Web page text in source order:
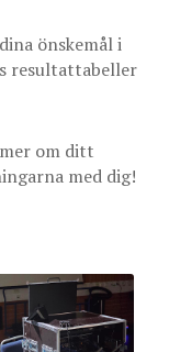
önskemål i
resultattabeller
om ditt
med dig!